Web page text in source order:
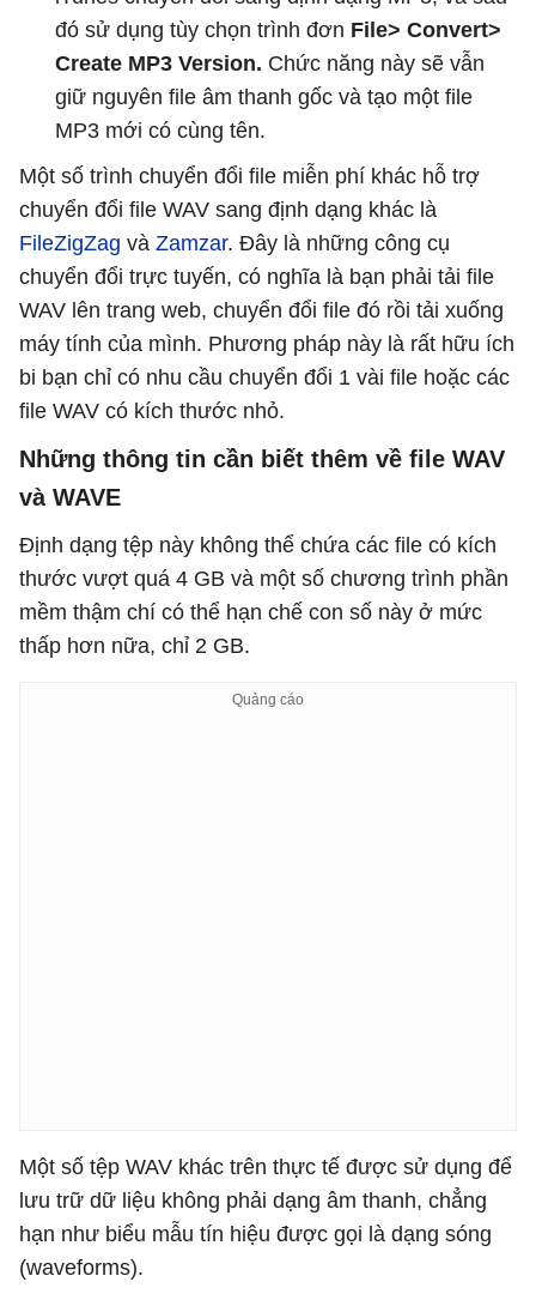
đó sử dụng tùy chọn trình đơn File> Convert>
Create MP3 Version. Chức năng này sẽ vẫn
giữ nguyên file âm thanh gốc và tạo một file
MP3 mới có cùng tên.
Một số trình chuyển đổi file miễn phí khác hỗ trợ
chuyển đổi file WAV sang định dạng khác là
FileZigZag và Zamzar. Đây là những công cụ
chuyển đổi trực tuyến, có nghĩa là bạn phải tải file
WAV lên trang web, chuyển đổi file đó rồi tải xuống
máy tính của mình. Phương pháp này là rất hữu ích
bi bạn chỉ có nhu cầu chuyển đổi 1 vài file hoặc các
file WAV có kích thước nhỏ.
Những thông tin cần biết thêm về file WAV
và WAVE
Định dạng tệp này không thể chứa các file có kích
thước vượt quá 4 GB và một số chương trình phần
mềm thậm chí có thể hạn chế con số này ở mức
thấp hơn nữa, chỉ 2 GB.
Một số tệp WAV khác trên thực tế được sử dụng để
lưu trữ dữ liệu không phải dạng âm thanh, chẳng
hạn như biểu mẫu tín hiệu được gọi là dạng sóng
(waveforms).